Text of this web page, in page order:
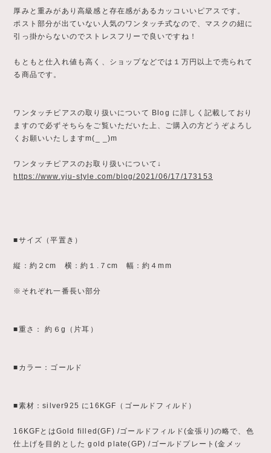
厚みと重みがあり高級感と存在感があるカッコいいピアスです。
ポスト部分が出ていない人気のワンタッチ式なので、マスクの紐に
引っ掛からないのでストレスフリーで良いですね！
もともと仕入れ値も高く、ショップなどでは１万円以上で売られて
る商品です。
ワンタッチピアスの取り扱いについて Blog に詳しく記載しており
ますので必ずそちらをご覧いただいた上、ご購入の方どうぞよろし
くお願いいたしますm(_ _)m
ワンタッチピアスのお取り扱いについて↓
https://www.yju-style.com/blog/2021/06/17/173153
■サイズ（平置き）
縦：約２cm 横：約１.７cm 幅：約４mm
※それぞれ一番長い部分
■重さ： 約６g（片耳）
■カラー：ゴールド
■素材：silver925 に16KGF（ゴールドフィルド）
16KGFとはGold filled(GF) /ゴールドフィルド(金張り)の略で、色
仕上げを目的とした gold plate(GP) /ゴールドプレート(金メッ